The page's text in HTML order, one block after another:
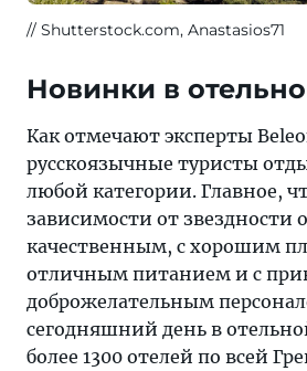
Shutterstock.com, Anastasios71
Новинки в
Как отмечают эксперты
русскоязычные туристы
любой категории. Главное,
зависимости от звездности
качественным, с хорошим
отличным питанием и с
доброжелательным
сегодняшний день в
более 1300 отелей по всей